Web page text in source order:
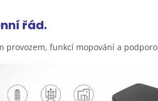
řád.
provozem, funkcí mopování a